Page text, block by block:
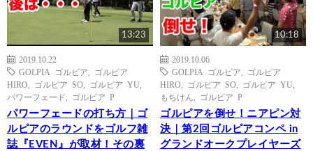
13:23
2019.10.22
GOLPIA ゴルピア
ゴルピア
HIRO
ゴルピア SO ゴルピア YU
パワーフェード
ゴルピア P
パワーフェードの打ち方｜ゴ
ルピアのラウンドをゴルフ雑
誌『EVEN』が取材！その裏
10:18
2019.10.06
GOLPIA ゴルピア
ゴルピア
HIRO
ゴルピア SO ゴルピア YU
もちけん
ゴルピア P
ゴルピアを倒せ！ニアピン対
決｜第2回ゴルピアコンペ in
グランドオークプレイヤーズ